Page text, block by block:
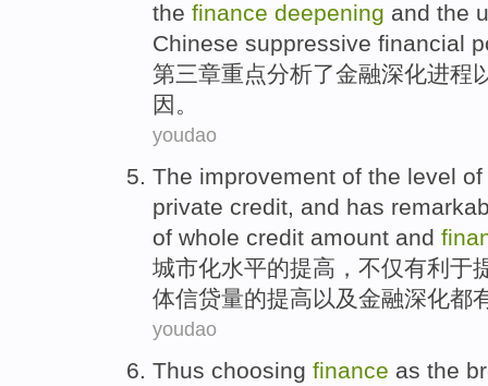
the finance deepening and the
Chinese suppressive financial
第三章重点分析了金融深化进程
因 。
youdao
The improvement of the level of
private credit, and has
of whole credit amount and
城市化水平的提高 ， 不仅有利于
体信贷量的提高以及金融深化都
youdao
Thus choosing finance as the